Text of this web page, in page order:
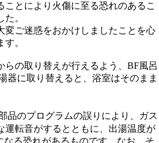
とにより火傷に至る恐れのあるこ
。
変ご迷惑をおかけしましたことを心
。
の取り替えが行えるよう、BF風呂
器に取り替えると、浴室はそのまま
品のプログラムの誤りにより、ガス
運転音がするとともに、出湯温度が
る恐れがあるものです。なお、そ